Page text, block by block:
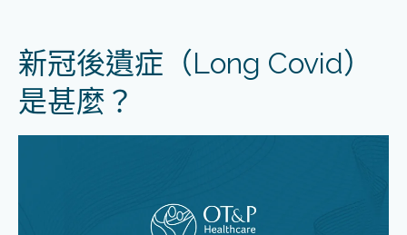
新冠後遺症（Long Covid）
是甚麼？